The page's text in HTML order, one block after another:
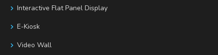
Interactive Flat Panel Display
E-Kiosk
Video Wall